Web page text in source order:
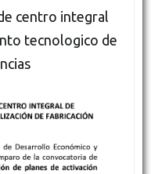
centro integral
tecnologico de